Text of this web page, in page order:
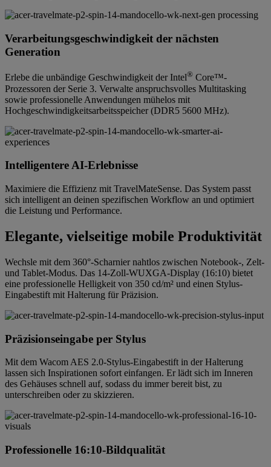
Verarbeitungsgeschwindigkeit der nächsten
Generation
Erlebe die unbändige Geschwindigkeit der Intel® Core™-
Prozessoren der Serie 3. Verwalte anspruchsvolles Multitasking
sowie professionelle Anwendungen mühelos mit
Hochgeschwindigkeitsarbeitsspeicher (DDR5 5600 MHz).
Intelligentere AI-Erlebnisse
Maximiere die Effizienz mit TravelMateSense. Das System passt
sich intelligent an deinen spezifischen Workflow an und optimiert
die Leistung und Performance.
Elegante, vielseitige mobile Produktivität
Wechsle mit dem 360°-Scharnier nahtlos zwischen Notebook-, Zelt-
und Tablet-Modus. Das 14-Zoll-WUXGA-Display (16:10) bietet
eine professionelle Helligkeit von 350 cd/m² und einen Stylus-
Eingabestift mit Halterung für Präzision.
Präzisionseingabe per Stylus
Mit dem Wacom AES 2.0-Stylus-Eingabestift in der Halterung
lassen sich Inspirationen sofort einfangen. Er lädt sich im Inneren
des Gehäuses schnell auf, sodass du immer bereit bist, zu
unterschreiben oder zu skizzieren.
Professionelle 16:10-Bildqualität